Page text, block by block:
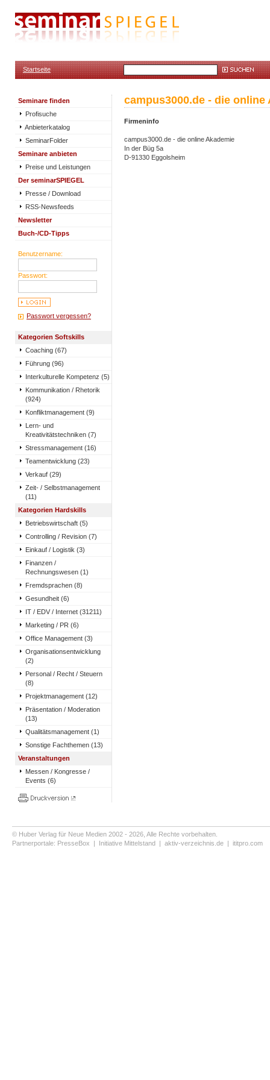
Startseite
Seminare finden
Profisuche
Anbieterkatalog
SeminarFolder
Seminare anbieten
Preise und Leistungen
Der seminarSPIEGEL
Presse / Download
RSS-Newsfeeds
Newsletter
Buch-/CD-Tipps
Benutzername:
Passwort:
Passwort vergessen?
Kategorien Softskills
Coaching (67)
Führung (96)
Interkulturelle Kompetenz (5)
Kommunikation / Rhetorik
(924)
Konfliktmanagement (9)
Lern- und
Kreativitätstechniken (7)
Stressmanagement (16)
Teamentwicklung (23)
Verkauf (29)
Zeit- / Selbstmanagement
(11)
Kategorien Hardskills
Betriebswirtschaft (5)
Controlling / Revision (7)
Einkauf / Logistik (3)
Finanzen /
Rechnungswesen (1)
Fremdsprachen (8)
Gesundheit (6)
IT / EDV / Internet (31211)
Marketing / PR (6)
Office Management (3)
Organisationsentwicklung
(2)
Personal / Recht / Steuern
(8)
Projektmanagement (12)
Präsentation / Moderation
(13)
Qualitätsmanagement (1)
Sonstige Fachthemen (13)
Veranstaltungen
Messen / Kongresse /
Events (6)
campus3000.de - die online
Firmeninfo
campus3000.de - die online Akademie
In der Büg 5a
D-91330 Eggolsheim
© Huber Verlag für Neue Medien 2002 - 2026, Alle Rechte vorbehalten.
Partnerportale: PresseBox | Initiative Mittelstand | aktiv-verzeichnis.de | ititpro.com